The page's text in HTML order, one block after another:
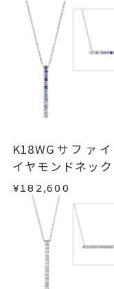
※
リングサイズ
カテゴリー
ダ
バ
例：金曜日17時
発送いたします。
■お届け目安が
ご注文いただ
・在庫のご用意
内を目安に発送い
・受注生産とな
目安日数を頂戴
※お急ぎの方は
い。事前に現在
ご注文状況が
ンセルを承ります
メンバーシッ
わせフォームよ
返品・交換
以下
は承りかねます。
・受注生産の商品
・お客さまのお
・到着後ご連絡
・刻印をお入れし
・販売期間が限
・過度な交換・
商品の品質には
不良品の場合、
K18WGサファ
イヤモンドネッ
¥182,600